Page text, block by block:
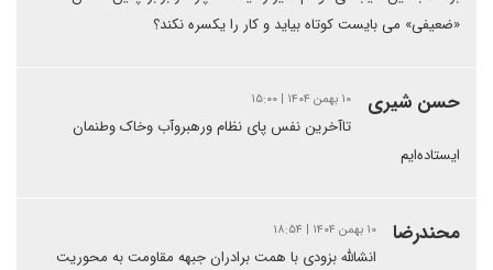
«ضعیفی» می بایست کوتاه بیاید و کار را یکسره نکند؟
حسن شیری ۱۰ بهمن ۱۴۰۴ | ۱۵:۰۰
تاآخرین نفس پای نظام ورهبروآب وخاک وطنمان
ایستاده‌ایم
محندرضا ۱۰ بهمن ۱۴۰۴ | ۱۸:۵۴
انشالله بزودی با همت برادران جبهه مقاومت به محوریت